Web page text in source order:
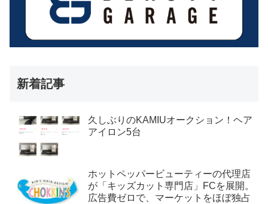
新着記事
久しぶりのKAMIUオークション！ヘア
アイロン5台
ホットペッパービューティーの代理店
が「キッズカット専門店」FCを展開。
広告費ゼロで、マーケットをほぼ独占